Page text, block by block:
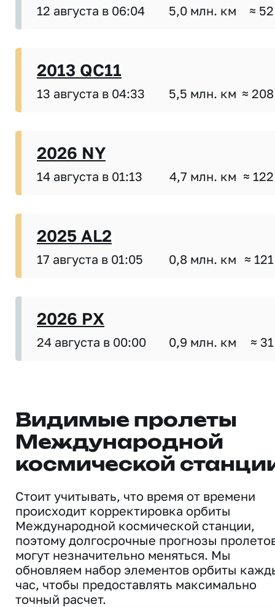
12 августа в 06:04 5,0 млн. км ≈
2013 QC11
13 августа в 04:33 5,5 млн. км ≈
2026 NY
14 августа в 01:13 4,7 млн. км ≈
2025 AL2
17 августа в 01:05 0,8 млн. км ≈
2026 PX
24 августа в 00:00 0,9 млн. км ≈
Видимые пролеты
Международной
космической
Стоит учитывать, что время от времени
происходит корректировка орбиты
Международной космической станции,
поэтому долгосрочные прогнозы
могут незначительно меняться. Мы
обновляем набор элементов орбиты
час, чтобы предоставлять максимально
точный расчет.